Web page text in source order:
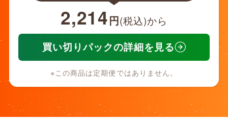
2,214円(税込)から
買い切りパックの詳細を見る
※この商品は定期便ではありません。